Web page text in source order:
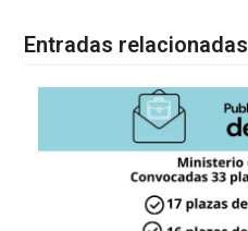
Entradas relacionadas